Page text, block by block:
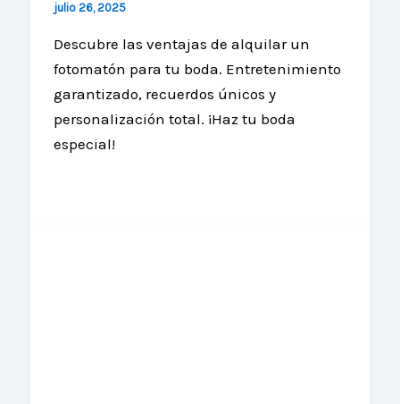
julio 26, 2025
Descubre las ventajas de alquilar un
fotomatón para tu boda. Entretenimiento
garantizado, recuerdos únicos y
personalización total. ¡Haz tu boda
especial!